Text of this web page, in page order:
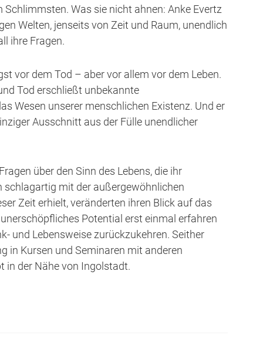
Was sie nicht ahnen: Anke Evertz
Welten, jenseits von Zeit und Raum, unendlich
ihre Fragen.
vor dem Tod – aber vor allem vor dem Leben.
Tod erschließt unbekannte
Wesen unserer menschlichen Existenz. Und er
Ausschnitt aus der Fülle unendlicher
über den Sinn des Lebens, die ihr
mit der außergewöhnlichen
Zeit erhielt, veränderten ihren Blick auf das
Potential erst einmal erfahren
und Lebensweise zurückzukehren. Seither
in Kursen und Seminaren mit anderen
in der Nähe von Ingolstadt.